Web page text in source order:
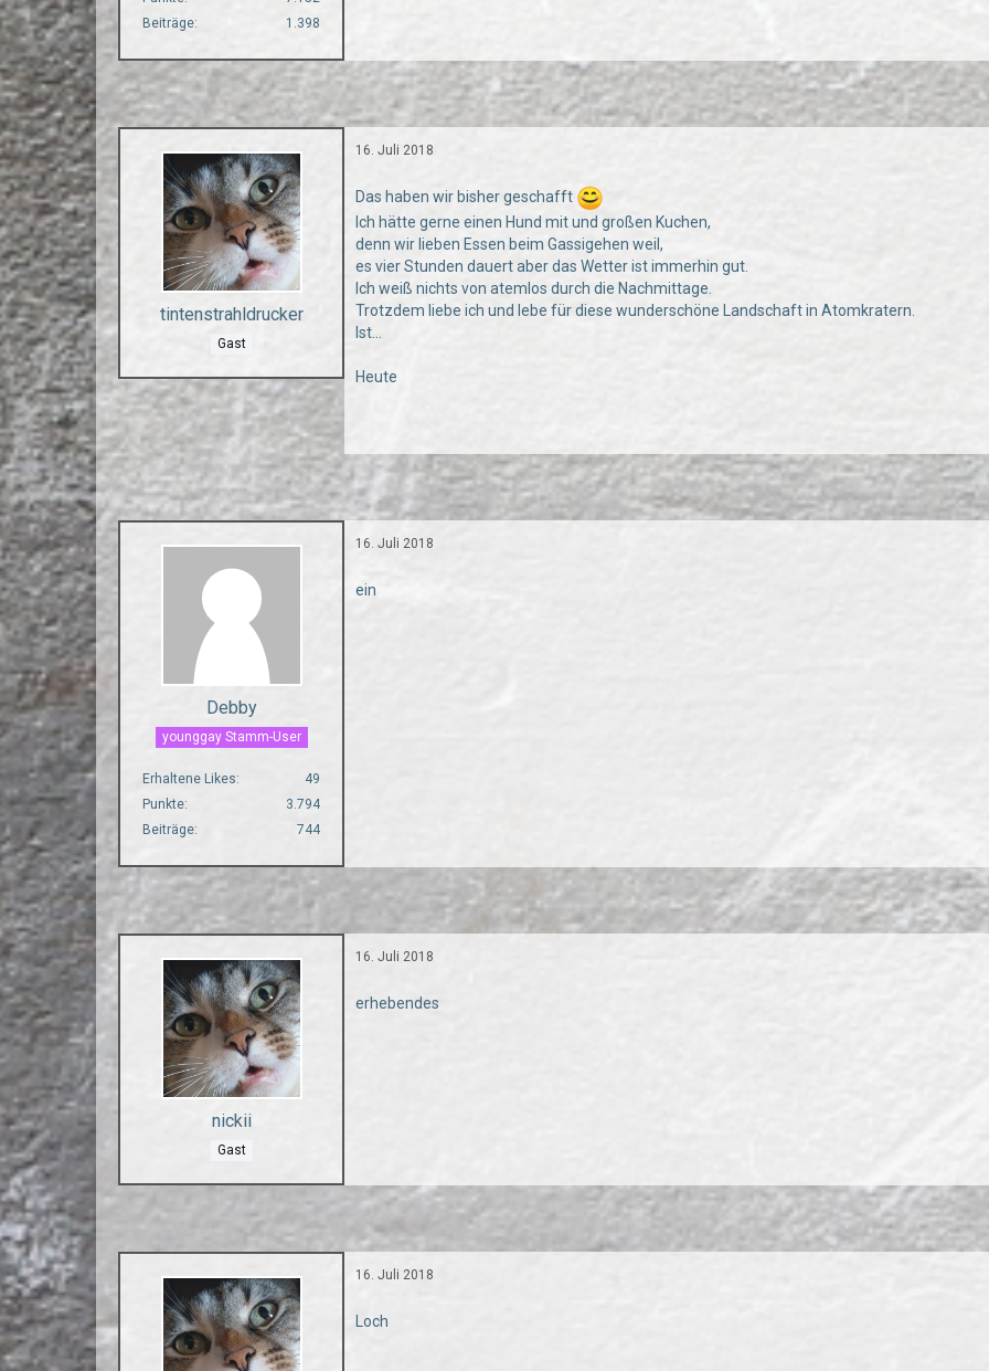
Beiträge
1.398
tintenstrahldrucker
Gast
16. Juli 2018
Das haben wir bisher geschafft
Ich hätte gerne einen Hund mit und großen Kuchen,
denn wir lieben Essen beim Gassigehen weil,
es vier Stunden dauert aber das Wetter ist immerhin gut.
Ich weiß nichts von atemlos durch die Nachmittage.
Trotzdem liebe ich und lebe für diese wunderschöne Landschaft in Atomkratern.
Ist...
Heute
Debby
younggay Stamm-User
Erhaltene Likes
49
Punkte
3.794
Beiträge
744
16. Juli 2018
ein
nickii
Gast
16. Juli 2018
erhebendes
16. Juli 2018
Loch